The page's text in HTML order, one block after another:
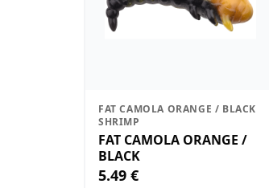
FAT CAMOLA ORANGE / BLACK
SHRIMP
FAT CAMOLA ORANGE /
BLACK
5.49 €